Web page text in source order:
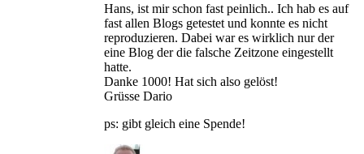
Hans, ist mir schon fast peinlich.. Ich hab es auf
fast allen Blogs getestet und konnte es nicht
reproduzieren. Dabei war es wirklich nur der
eine Blog der die falsche Zeitzone eingestellt
hatte.
Danke 1000! Hat sich also gelöst!
Grüsse Dario
ps: gibt gleich eine Spende!